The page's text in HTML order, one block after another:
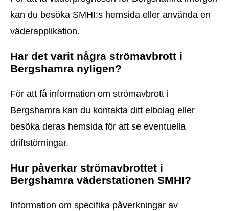
kan du besöka SMHI:s hemsida eller använda en
väderapplikation.
Har det varit några strömavbrott i
Bergshamra nyligen?
För att få information om strömavbrott i
Bergshamra kan du kontakta ditt elbolag eller
besöka deras hemsida för att se eventuella
driftstörningar.
Hur påverkar strömavbrottet i
Bergshamra väderstationen SMHI?
Information om specifika påverkningar av